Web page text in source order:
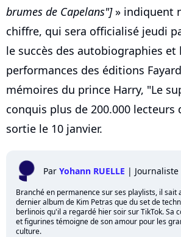
brumes de Capelans"]» indiquent
chiffre, qui sera officialisé jeudi
le succès des autobiographies et
performances des éditions
mémoires du prince Harry, "Le
conquis plus de 200.000 lecteurs
sortie le 10 janvier.
Par Yohann RUELLE | Journaliste
Branché en permanence sur ses playlists, il sait
dernier album de Kim Petras que du set de
berlinois qu'il a regardé hier soir sur TikTok. Sa
et figurines témoigne de son amour pour les
culture.